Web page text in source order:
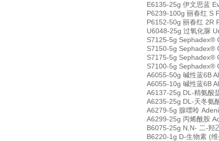
E6135-25g 伊文思蓝
P6239-100g 丽春红 S
P6152-50g 丽春红 2R
U6048-25g 过氧化脲
S7125-5g Sephadex®
S7150-5g Sephadex®
S7175-5g Sephadex®
S7100-5g Sephadex®
A6055-50g 碱性蓝6B
A6055-10g 碱性蓝6B
A6137-25g DL-精氨酸
A6235-25g DL-天冬氨
A6279-5g 腺嘌呤
A6299-25g 丙烯酰胺
B6075-25g N,N- 二-羟
B6220-1g D-生物素 (